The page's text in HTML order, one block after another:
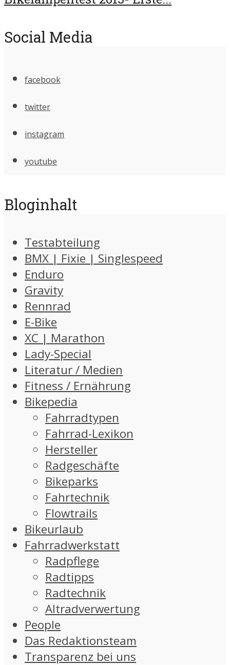
Social Media
facebook
twitter
instagram
youtube
Bloginhalt
Testabteilung
BMX | Fixie | Singlespeed
Enduro
Gravity
Rennrad
E-Bike
XC | Marathon
Lady-Special
Literatur / Medien
Fitness / Ernährung
Bikepedia
Fahrradtypen
Fahrrad-Lexikon
Hersteller
Radgeschäfte
Bikeparks
Fahrtechnik
Flowtrails
Bikeurlaub
Fahrradwerkstatt
Radpflege
Radtipps
Radtechnik
Altradverwertung
People
Das Redaktionsteam
Transparenz bei uns